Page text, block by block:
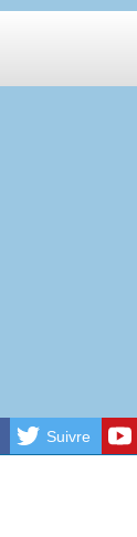
Suivre